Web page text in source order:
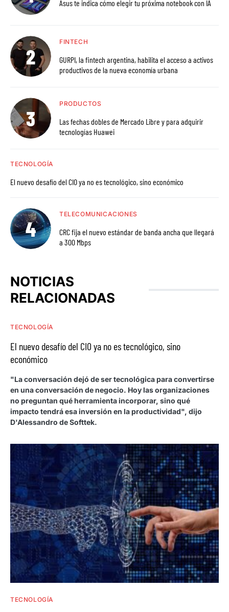
Asus te indica cómo elegir tu próxima notebook con IA
FINTECH
GURPI, la fintech argentina, habilita el acceso a activos
productivos de la nueva economía urbana
PRODUCTOS
Las fechas dobles de Mercado Libre y para adquirir
tecnologías Huawei
TECNOLOGÍA
El nuevo desafío del CIO ya no es tecnológico, sino económico
TELECOMUNICACIONES
CRC fija el nuevo estándar de banda ancha que llegará
a 300 Mbps
NOTICIAS
RELACIONADAS
TECNOLOGÍA
El nuevo desafío del CIO ya no es tecnológico, sino
económico
"La conversación dejó de ser tecnológica para convertirse
en una conversación de negocio. Hoy las organizaciones
no preguntan qué herramienta incorporar, sino qué
impacto tendrá esa inversión en la productividad", dijo
D'Alessandro de Softtek.
TECNOLOGÍA